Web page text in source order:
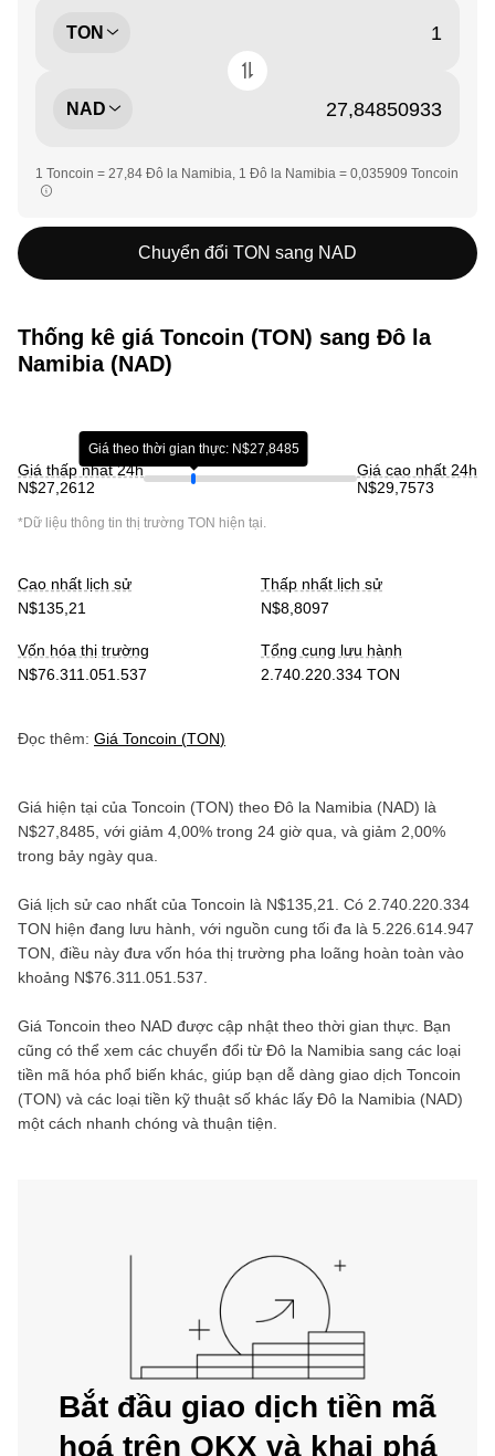
TON
NAD
1 Toncoin = 27,84 Đô la Namibia, 1 Đô la Namibia = 0,035909 Toncoin
Chuyển đổi TON sang NAD
Thống kê giá Toncoin (TON) sang Đô la
Namibia (NAD)
Giá thấp nhất 24h
N$27,2612
Giá theo thời gian thực: N$27,8485
Giá cao nhất 24h
N$29,7573
*Dữ liệu thông tin thị trường TON hiện tại.
Cao nhất lịch sử
N$135,21
Thấp nhất lịch sử
N$8,8097
Vốn hóa thị trường
N$76.311.051.537
Tổng cung lưu hành
2.740.220.334 TON
Đọc thêm: Giá Toncoin (TON)
Giá hiện tại của Toncoin (TON) theo Đô la Namibia (NAD) là
N$27,8485 , với giảm 4,00% trong 24 giờ qua, và giảm 2,00%
trong bảy ngày qua.
Giá lịch sử cao nhất của Toncoin là N$135,21 . Có 2.740.220.334
TON hiện đang lưu hành, với nguồn cung tối đa là 5.226.614.947
TON , điều này đưa vốn hóa thị trường pha loãng hoàn toàn vào
khoảng N$76.311.051.537
Giá Toncoin theo NAD được cập nhật theo thời gian thực. Bạn
cũng có thể xem các chuyển đổi từ Đô la Namibia sang các loại
tiền mã hóa phổ biến khác, giúp bạn dễ dàng giao dịch Toncoin
(TON) và các loại tiền kỹ thuật số khác lấy Đô la Namibia (NAD)
một cách nhanh chóng và thuận tiện.
Bắt đầu giao dịch tiền mã
hoá trên OKX và khai phá